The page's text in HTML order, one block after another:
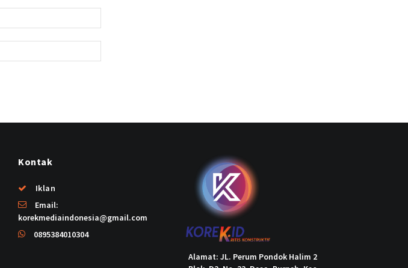
Kontak
Iklan
Email:
korekmediaindonesia@gmail.com
0895384010304
Alamat: JL. Perum Pondok Halim 2